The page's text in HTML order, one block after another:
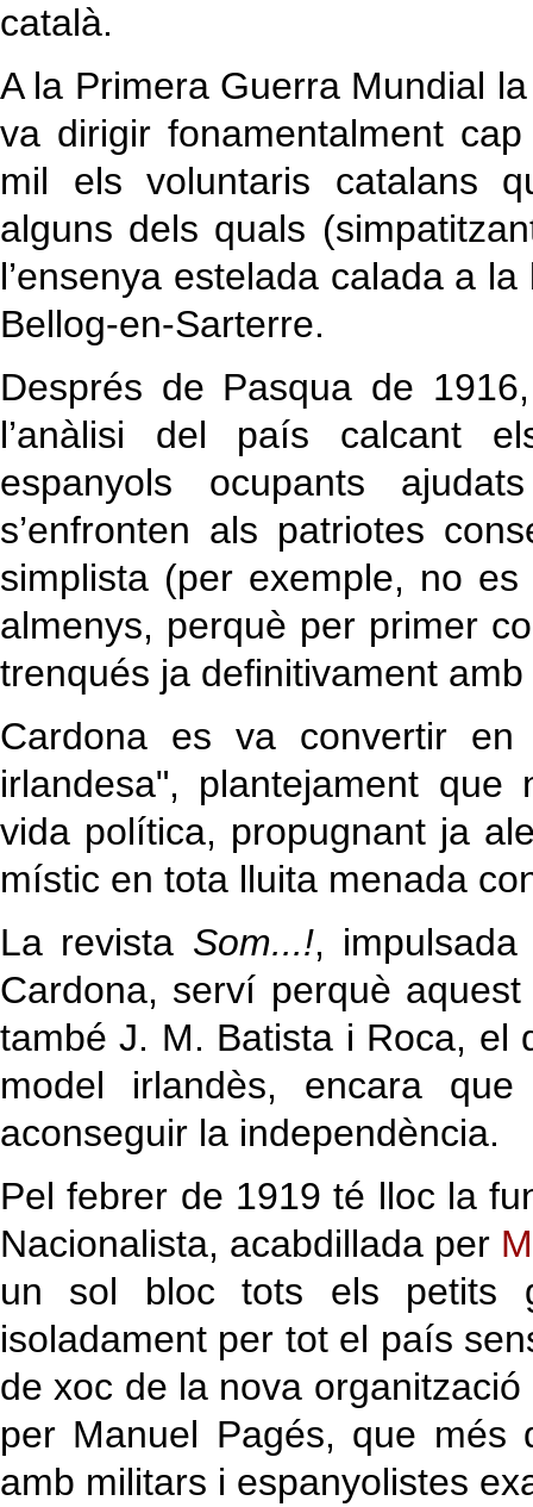
català.
A la Primera Guerra Mundial
va dirigir fonamentalment
mil els voluntaris catalans
alguns dels quals
l’ensenya estelada calada a
Bellog-en-Sarterre.
Després de Pasqua de
l’anàlisi del país calcant
espanyols ocupants
s’enfronten als patriotes
simplista (per exemple, no
almenys, perquè per primer
trenqués ja definitivament
Cardona es va convertir
irlandesa", plantejament
vida política, propugnant ja
místic en tota lluita menada
La revista Som...!, impulsada
Cardona, serví perquè
també J. M. Batista i Roca, el
model irlandès, encara
aconseguir la independència.
Pel febrer de 1919 té lloc la
Nacionalista, acabdillada per
un sol bloc tots els petits
isoladament per tot el país
de xoc de la nova
per Manuel Pagés, que més
amb militars i espanyolistes